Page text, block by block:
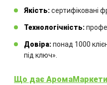
600.00₴
Якість:сертифіковані
Технологічність:
Довіра:понад 1000
під ключ».
Що дає